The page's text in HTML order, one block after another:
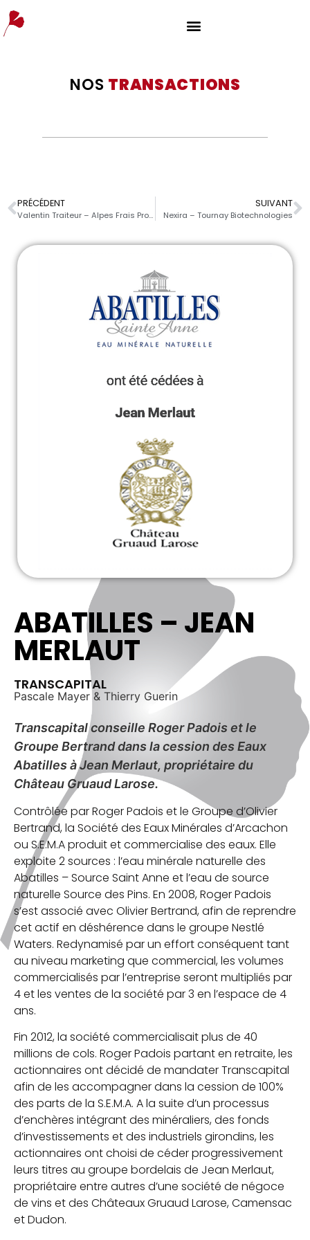
NOS TRANSACTIONS
PRÉCÉDENT
Valentin Traiteur – Alpes Frais Production
SUIVANT
Nexira – Tournay Biotechnologies
ABATILLES – JEAN
MERLAUT
TRANSCAPITAL
Pascale Mayer & Thierry Guerin
Transcapital conseille Roger Padois et le
Groupe Bertrand dans la cession des Eaux
Abatilles à Jean Merlaut, propriétaire du
Château Gruaud Larose.
Contrôlée par Roger Padois et le Groupe d’Olivier
Bertrand, la Société des Eaux Minérales d’Arcachon
ou S.E.M.A produit et commercialise des eaux. Elle
exploite 2 sources : l’eau minérale naturelle des
Abatilles – Source Saint Anne et l’eau de source
naturelle Source des Pins. En 2008, Roger Padois
s’est associé avec Olivier Bertrand, afin de reprendre
cet actif en déshérence dans le groupe Nestlé
Waters. Redynamisé par un effort conséquent tant
au niveau marketing que commercial, les volumes
commercialisés par l’entreprise seront multipliés par
4 et les ventes de la société par 3 en l’espace de 4
ans.
Fin 2012, la société commercialisait plus de 40
millions de cols. Roger Padois partant en retraite, les
actionnaires ont décidé de mandater Transcapital
afin de les accompagner dans la cession de 100%
des parts de la S.E.M.A. A la suite d’un processus
d’enchères intégrant des minéraliers, des fonds
d’investissements et des industriels girondins, les
actionnaires ont choisi de céder progressivement
leurs titres au groupe bordelais de Jean Merlaut,
propriétaire entre autres d’une société de négoce
de vins et des Châteaux Gruaud Larose, Camensac
et Dudon.